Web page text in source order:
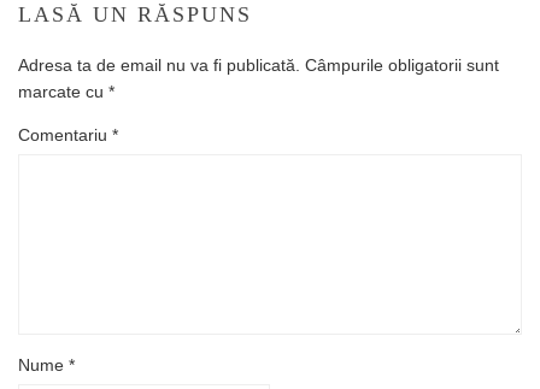
LASĂ UN RĂSPUNS
Adresa ta de email nu va fi publicată. Câmpurile obligatorii sunt
marcate cu *
Comentariu *
Nume *